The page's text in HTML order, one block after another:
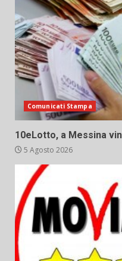
Comunicati Stampa
10eLotto, a Messina
5 Agosto 2026